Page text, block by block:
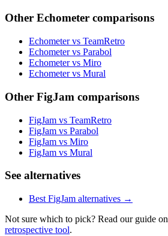
Other Echometer comparisons
Echometer vs TeamRetro
Echometer vs Parabol
Echometer vs Miro
Echometer vs Mural
Other FigJam comparisons
FigJam vs TeamRetro
FigJam vs Parabol
FigJam vs Miro
FigJam vs Mural
See alternatives
Best FigJam alternatives →
Not sure which to pick? Read our guide on
retrospective tool.